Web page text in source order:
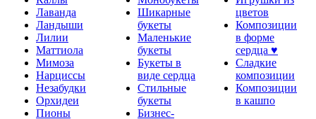
Лаванда
Ландыши
Лилии
Маттиола
Мимоза
Нарциссы
Незабудки
Орхидеи
Пионы
Шикарные
букеты
Маленькие
букеты
Букеты в
виде сердца
Стильные
букеты
Бизнес-
цветов
Композиции
в форме
сердца ♥
Сладкие
композиции
Композиции
в кашпо